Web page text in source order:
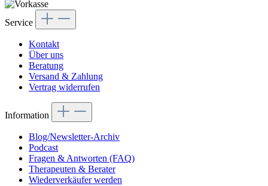
Service
Kontakt
Über uns
Beratung
Versand & Zahlung
Vertrag widerrufen
Information
Blog/Newsletter-Archiv
Podcast
Fragen & Antworten (FAQ)
Therapeuten & Berater
Wiederverkäufer werden